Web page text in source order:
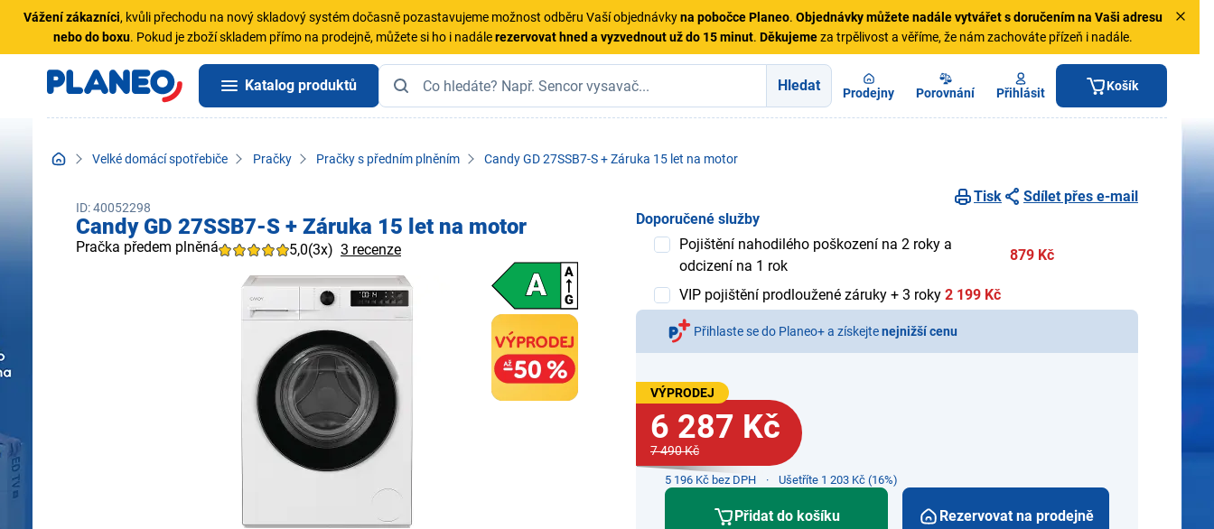
Vážení zákazníci, kvůli přechodu na nový skladový systém dočasně pozastavujeme možnost odběru Vaší objednávkyna pobočce Planeo. Objednávkymůžete nadále vytvářet s doručením na Vaši adresu
nebo do boxu. Pokud je zboží skladem přímo na prodejně, můžete si ho i nadálerezervovat hned a vyzvednout už do 15 minut. Děkujemeza trpělivost a věříme, že nám zachováte přízeň i nadále.
Katalog produktů Hledat Prodejny Porovnání Přihlásit Košík
Velké domácí spotřebiče Pračky Pračky s předním plněním Candy GD 27SSB7-S + Záruka 15 let na motor
ID: 40052298
Candy GD 27SSB7-S + Záruka 15 let na motor
Pračka předem plněná 5,0(3x) 3 recenze
Tisk
Sdílet přes e-mail
Doporučené služby
Pojištění nahodilého poškození na 2 roky a
odcizení na 1 rok
879 Kč
VIP pojištění prodloužené záruky + 3 roky 2 199 Kč
Přihlaste se do Planeo+ a získejtenejnižší cenu
VÝPRODEJ
6 287 Kč
7 490 Kč
5 196 Kč bez DPH Ušetříte 1 203 Kč (16%)
Přidat do košíku Rezervovat na prodejně